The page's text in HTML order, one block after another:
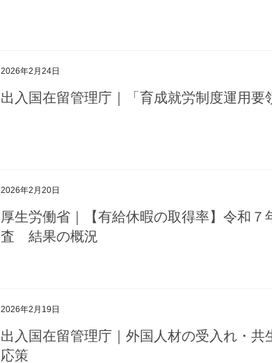
2026年2月24日
出入国在留管理庁｜「育成就労制度運用要
2026年2月20日
厚生労働省｜【有給休暇の取得率】令和７
査 結果の概況
2026年2月19日
出入国在留管理庁｜外国人材の受入れ・共
応策